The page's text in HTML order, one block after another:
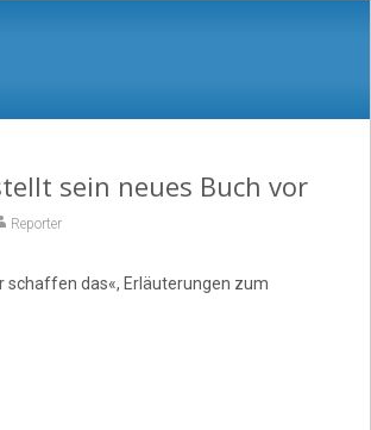
sein neues Buch vor
Reporter
schaffen das«, Erläuterungen zum